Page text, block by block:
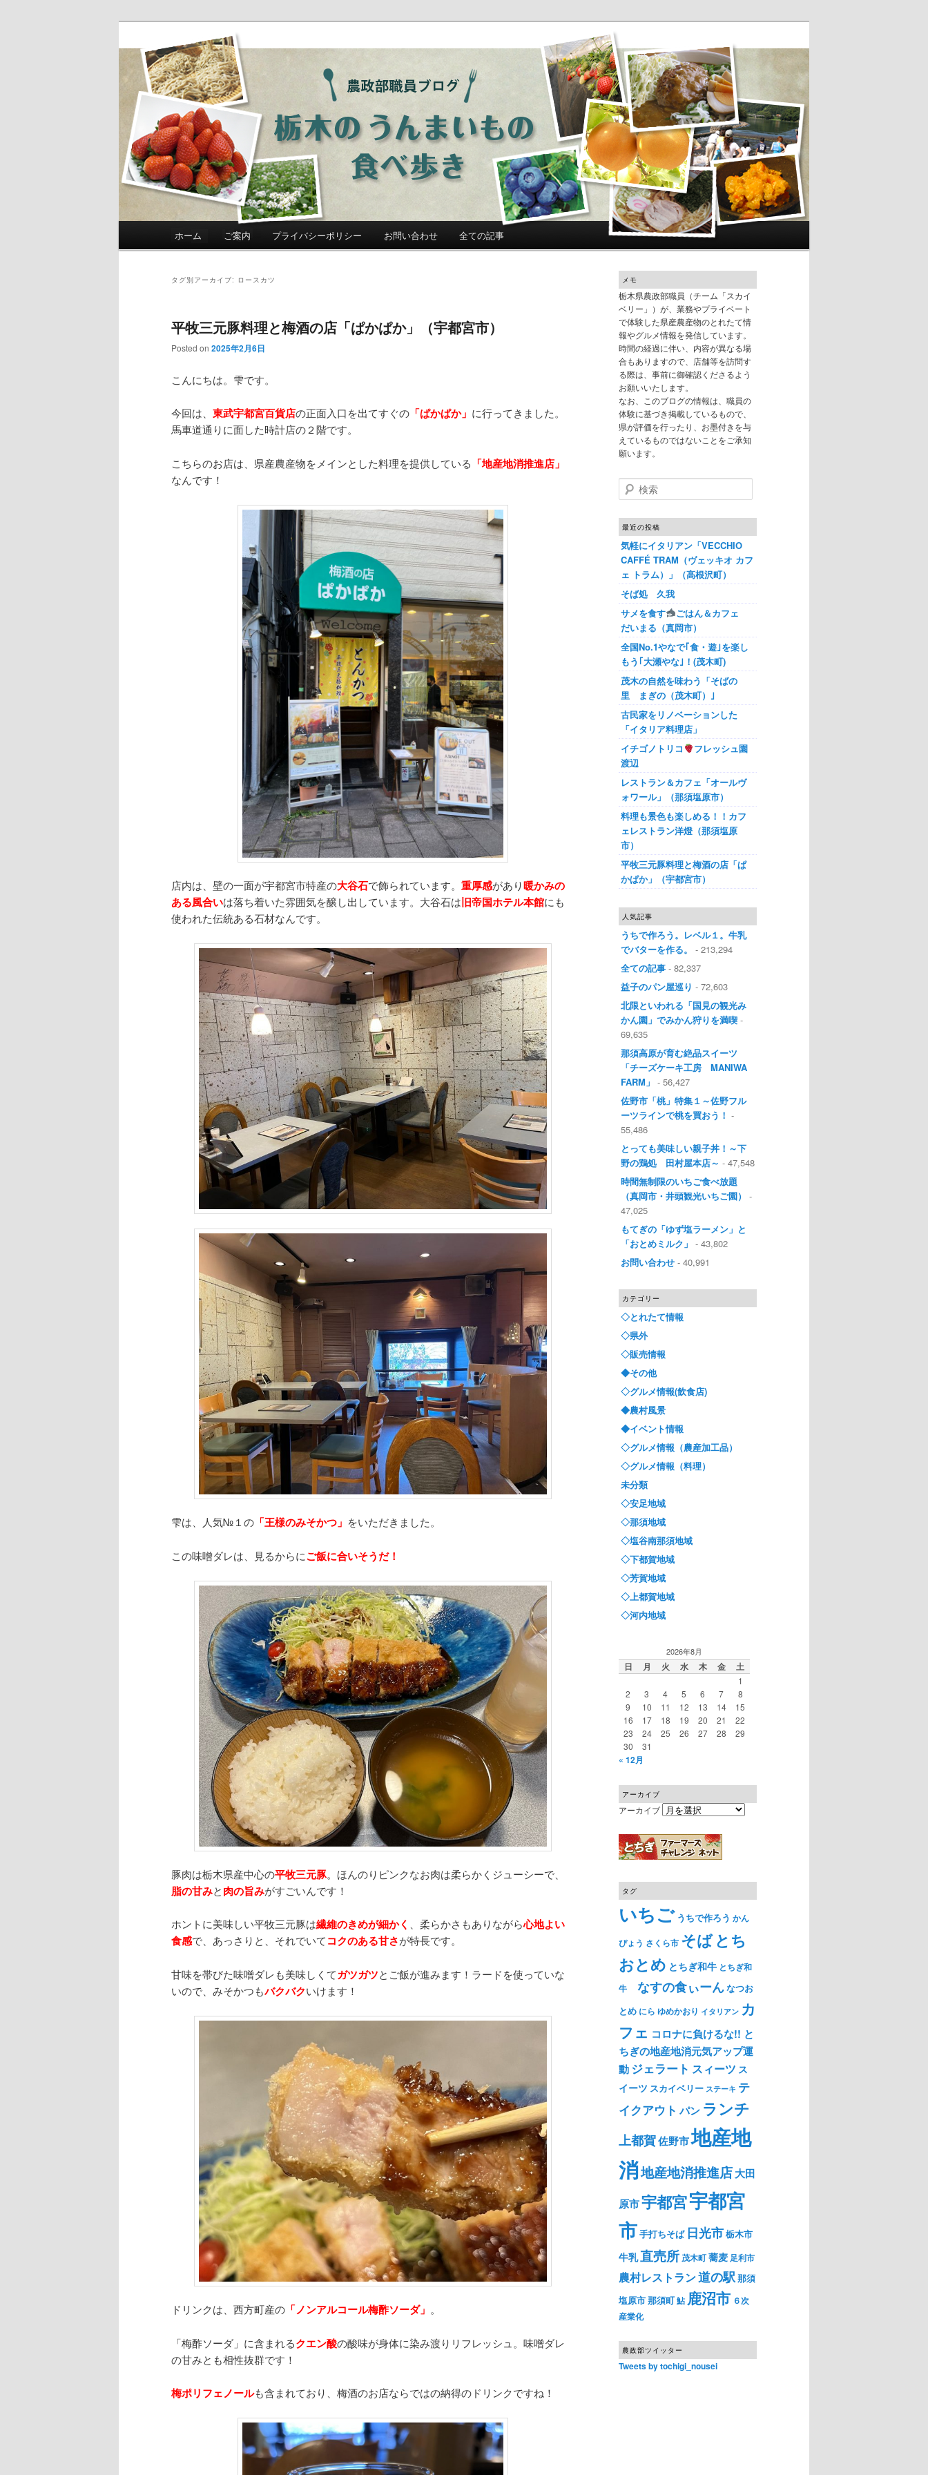
農政部職員ブログ「栃木のうんまいもの食べ歩
き」
メインコンテンツへ移動
サブコンテンツへ移動
ホーム ご案内 プライバシーポリシー お問い合わせ 全ての記事
タグ別アーカイブ: ロースカツ
平牧三元豚料理と梅酒の店「ぱかぱか」（宇都宮市）
Posted on 2025年2月6日
こんにちは。雫です。
今回は、 東武宇都宮百貨店の正面入口を出てすぐの 「ぱかぱか」 に行ってきました。
馬車道通りに面した時計店の２階です。
こちらのお店は、県産農産物をメインとした料理を提供している 「地産地消推進店」
なんです！
店内は、壁の一面が宇都宮市特産の大谷石で飾られています。 重厚感があり暖かみの
ある風合いは落ち着いた雰囲気を醸し出しています。大谷石は旧帝国ホテル本館にも
使われた伝統ある石材なんです。
雫は、人気№１の 「王様のみそかつ」 をいただきました。
この味噌ダレは、見るからにご飯に合いそうだ！
豚肉は栃木県産中心の平牧三元豚。ほんのりピンクなお肉は柔らかくジューシーで、
脂の甘みと肉の旨みがすごいんです！
ホントに美味しい平牧三元豚は繊維のきめが細かく 、柔らかさもありながら心地よい
食感で、あっさりと、それでいてコクのある甘さが特長です。
甘味を帯びた味噌ダレも美味しくてガツガツとご飯が進みます！ラードを使っていな
いので、みそかつもバクバクいけます！
ドリンクは、西方町産の 「ノンアルコール梅酢ソーダ」 。
「梅酢ソーダ」に含まれるクエン酸の酸味が身体に染み渡りリフレッシュ。味噌ダレ
の甘みとも相性抜群です！
梅ポリフェノールも含まれており、梅酒のお店ならではの納得のドリンクですね！
メモ
栃木県農政部職員（チーム「スカイ
ベリー」）が、業務やプライベート
で体験した県産農産物のとれたて情
報やグルメ情報を発信しています。
時間の経過に伴い、内容が異なる場
合もありますので、店舗等を訪問す
る際は、事前に御確認くださるよう
お願いいたします。
なお、このブログの情報は、職員の
体験に基づき掲載しているもので、
県が評価を行ったり、お墨付きを与
えているものではないことをご承知
願います。
検索
最近の投稿
気軽にイタリアン「VECCHIO
CAFFÉ TRAM（ヴェッキオ カフ
ェ トラム）」（高根沢町）
そば処 久我
サメを食す
ごはん＆カフェ
だいまる（真岡市）
全国No.1やなで｢食・遊｣を楽し
もう｢大瀬やな｣！(茂木町)
茂木の自然を味わう「そばの
里 まぎの（茂木町）｣
古民家をリノベーションした
「イタリア料理店」
イチゴノトリコ
フレッシュ園
渡辺
レストラン＆カフェ「オールヴ
ォワール」（那須塩原市）
料理も景色も楽しめる！！カフ
ェレストラン洋燈（那須塩原
市）
平牧三元豚料理と梅酒の店「ぱ
かぱか」（宇都宮市）
人気記事
うちで作ろう。レベル１。牛乳
でバターを作る。
- 213,294
全ての記事 - 82,337
益子のパン屋巡り - 72,603
北限といわれる「国見の観光み
かん園」でみかん狩りを満喫 -
69,635
那須高原が育む絶品スイーツ
「チーズケーキ工房 MANIWA
FARM」 - 56,427
佐野市「桃」特集１～佐野フル
ーツラインで桃を買おう！ -
55,486
とっても美味しい親子丼！～下
野の鶏処 田村屋本店～ - 47,548
時間無制限のいちご食べ放題
（真岡市・井頭観光いちご園）
-
47,025
もてぎの「ゆず塩ラーメン」と
「おとめミルク」 - 43,802
お問い合わせ - 40,991
カテゴリー
◇とれたて情報
◇県外
◇販売情報
◆その他
◇グルメ情報(飲食店)
◆農村風景
◆イベント情報
◇グルメ情報（農産加工品）
◇グルメ情報（料理）
未分類
◇安足地域
◇那須地域
◇塩谷南那須地域
◇下都賀地域
◇芳賀地域
◇上都賀地域
◇河内地域
2026年8月
日 月 火 水 木 金 土
1
2
3 4 5 6 7
8
9
10 11 12 13 14
15
16
17 18 19 20 21
22
23
24 25 26 27 28
29
30
31
« 12月
アーカイブ
アーカイブ
タグ
いちご うちで作ろう かん
ぴょう さくら市 そばとち
おとめ とちぎ和牛 とちぎ和
牛
なすの食ぃーんなつお
とめ にら ゆめかおり イタリアン カ
フェ コロナに負けるな!! と
ちぎの地産地消元気アップ運
動ジェラート スィーツ ス
イーツ スカイベリー ステーキ テ
イクアウト パン ランチ
上都賀佐野市地産地
消地産地消推進店大田
原市宇都宮宇都宮
市手打ちそば 日光市栃木市
牛乳直売所 茂木町蕎麦 足利市
農村レストラン道の駅那須
塩原市那須町鮎 鹿沼市 ６次
産業化
農政部ツイッター
Tweets by tochigi_nousei